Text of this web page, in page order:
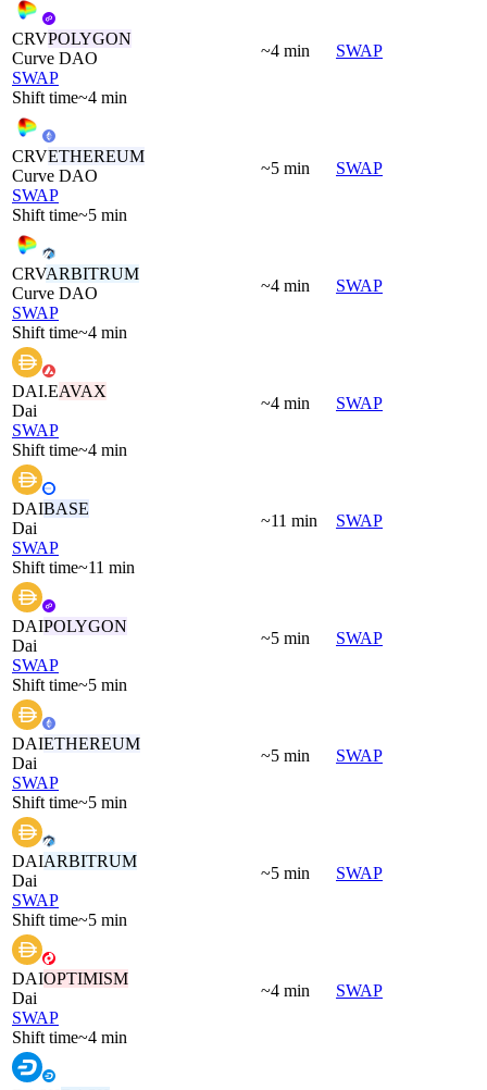
CRVPOLYGON
Curve DAO
SWAP
Shift time~4 min
~4 min SWAP
CRVETHEREUM
Curve DAO
SWAP
Shift time~5 min
~5 min SWAP
CRVARBITRUM
Curve DAO
SWAP
Shift time~4 min
~4 min SWAP
DAI.EAVAX
Dai
SWAP
Shift time~4 min
~4 min SWAP
DAIBASE
Dai
SWAP
Shift time~11 min
~11 min SWAP
DAIPOLYGON
Dai
SWAP
Shift time~5 min
~5 min SWAP
DAIETHEREUM
Dai
SWAP
Shift time~5 min
~5 min SWAP
DAIARBITRUM
Dai
SWAP
Shift time~5 min
~5 min SWAP
DAIOPTIMISM
Dai
SWAP
Shift time~4 min
~4 min SWAP